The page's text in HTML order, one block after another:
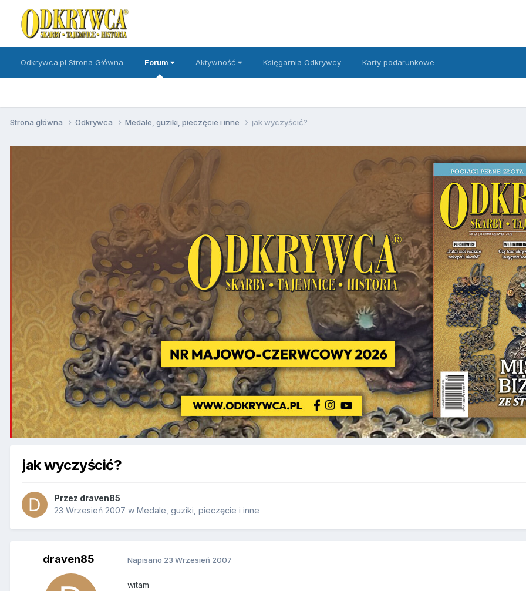
Odkrywca.pl Strona Główna Forum Aktywność Księgarnia Odkrywcy Karty podarunkowe
Strona główna Odkrywca Medale, guziki, pieczęcie i inne jak wyczyścić?
jak wyczyścić?
Przez draven85
23 Wrzesień 2007 w Medale, guziki, pieczęcie i inne
draven85 Napisano 23 Wrzesień 2007
witam